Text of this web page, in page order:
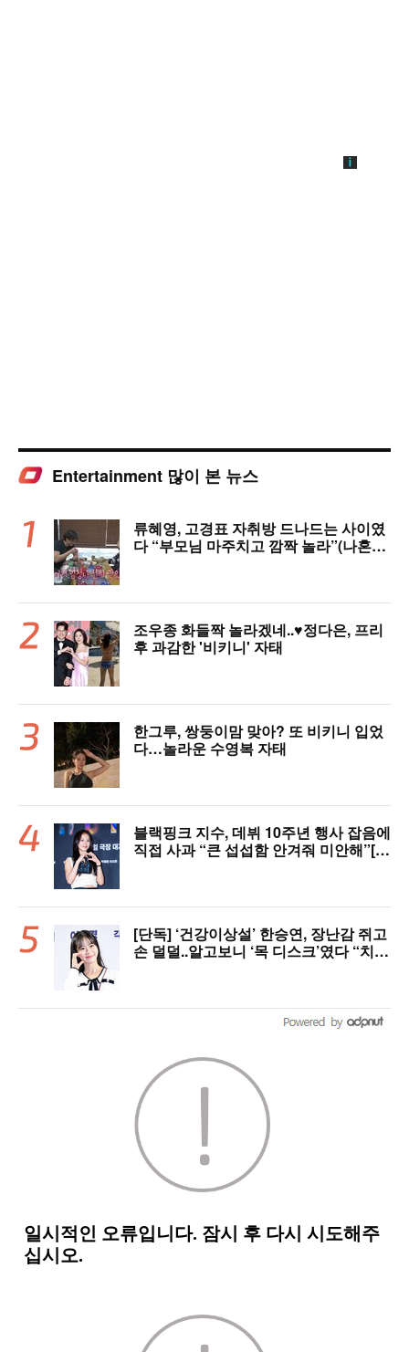
Entertainment 많이 본 뉴스
류혜영, 고경표 자취방 드나드는 사이였
다 “부모님 마주치고 깜짝 놀라”(나혼자
조우종 화들짝 놀라겠네..♥정다은, 프리
후 과감한 '비키니' 자태
한그루, 쌍둥이맘 맞아? 또 비키니 입었
다…놀라운 수영복 자태
블랙핑크 지수, 데뷔 10주년 행사 잡음에
직접 사과 “큰 섭섭함 안겨줘 미안해”[핫
[단독] ‘건강이상설’ 한승연, 장난감 쥐고
손 덜덜..알고보니 ‘목 디스크’였다 “치료